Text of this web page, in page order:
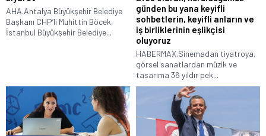
AHA.Antalya Büyükşehir Belediye
Başkanı CHP’li Muhittin Böcek,
İstanbul Büyükşehir Belediye...
günden bu yana keyifli
sohbetlerin, keyifli anların ve
iş birliklerinin eşlikçisi
oluyoruz
HABERMAX.Sinemadan tiyatroya,
görsel sanatlardan müzik ve
tasarıma 36 yıldır pek...